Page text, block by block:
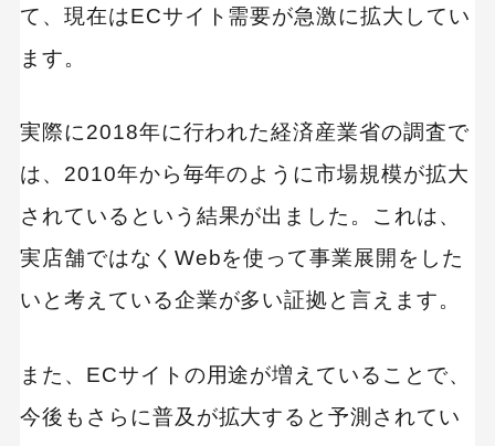
て、現在はECサイト需要が急激に拡大してい
ます。
実際に2018年に行われた経済産業省の調査で
は、2010年から毎年のように市場規模が拡大
されているという結果が出ました。これは、
実店舗ではなくWebを使って事業展開をした
いと考えている企業が多い証拠と言えます。
また、ECサイトの用途が増えていることで、
今後もさらに普及が拡大すると予測されてい